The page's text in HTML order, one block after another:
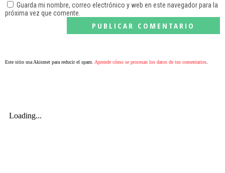
Guarda mi nombre, correo electrónico y web en este navegador para la
próxima vez que comente.
Este sitio usa Akismet para reducir el spam. Aprende cómo se procesan los datos de tus comentarios